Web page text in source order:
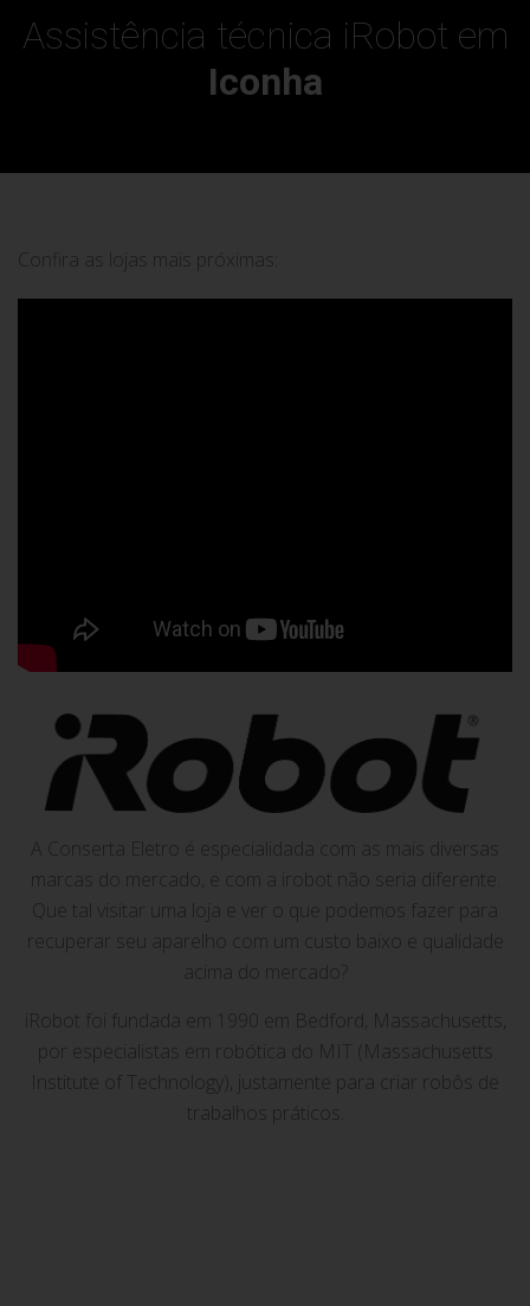
Assistência técnica iRobot em
Iconha
Confira as lojas mais próximas:
A Conserta Eletro é especialidada com as mais diversas
marcas do mercado, e com a irobot não seria diferente.
Que tal visitar uma loja e ver o que podemos fazer para
recuperar seu aparelho com um custo baixo e qualidade
acima do mercado?
iRobot foi fundada em 1990 em Bedford, Massachusetts,
por especialistas em robótica do MIT (Massachusetts
Institute of Technology), justamente para criar robôs de
trabalhos práticos.